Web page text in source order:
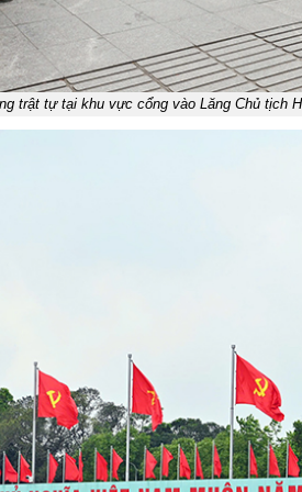
trật tự tại khu vực cổng vào Lăng Chủ tịch